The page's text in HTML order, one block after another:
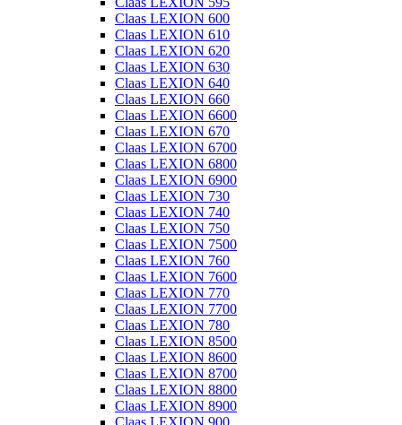
Claas LEXION 600
Claas LEXION 610
Claas LEXION 620
Claas LEXION 630
Claas LEXION 640
Claas LEXION 660
Claas LEXION 6600
Claas LEXION 670
Claas LEXION 6700
Claas LEXION 6800
Claas LEXION 6900
Claas LEXION 730
Claas LEXION 740
Claas LEXION 750
Claas LEXION 7500
Claas LEXION 760
Claas LEXION 7600
Claas LEXION 770
Claas LEXION 7700
Claas LEXION 780
Claas LEXION 8500
Claas LEXION 8600
Claas LEXION 8700
Claas LEXION 8800
Claas LEXION 8900
Claas LEXION 900